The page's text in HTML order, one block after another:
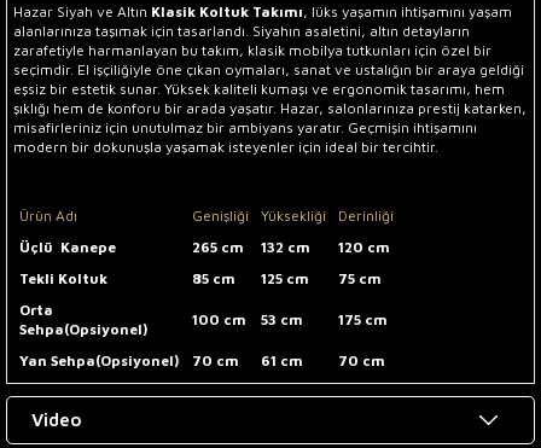
Hazar Siyah ve Altın Klasik Koltuk Takımı, lüks yaşamın ihtişamını yaşam
alanlarınıza taşımak için tasarlandı. Siyahın asaletini, altın detayların
zarafetiyle harmanlayan bu takım, klasik mobilya tutkunları için özel bir
seçimdir. El işçiliğiyle öne çıkan oymaları, sanat ve ustalığın bir araya geldiği
eşsiz bir estetik sunar. Yüksek kaliteli kumaşı ve ergonomik tasarımı, hem
şıklığı hem de konforu bir arada yaşatır. Hazar, salonlarınıza prestij katarken,
misafirleriniz için unutulmaz bir ambiyans yaratır. Geçmişin ihtişamını
modern bir dokunuşla yaşamak isteyenler için ideal bir tercihtir.
Ürün Adı Genişliği Yüksekliği
Derinliği
Üçlü Kanepe
265 cm 132 cm
120 cm
Tekli Koltuk
85 cm 125 cm
75 cm
Orta
Sehpa(Opsiyonel)
100 cm 53 cm 175 cm
Yan Sehpa(Opsiyonel) 70 cm 61 cm 70 cm
Video